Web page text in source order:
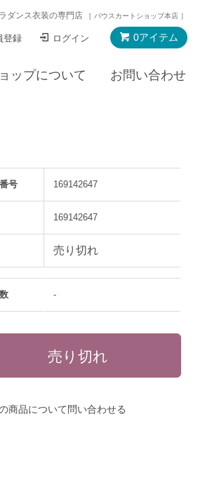
ダンス衣装の専門店 ［ パウスカートショップ本店 ］
0アイテム
登録 ログイン
ップについて お問い合わせ
号 169142647
169142647
売り切れ
-
商品について問い合わせる